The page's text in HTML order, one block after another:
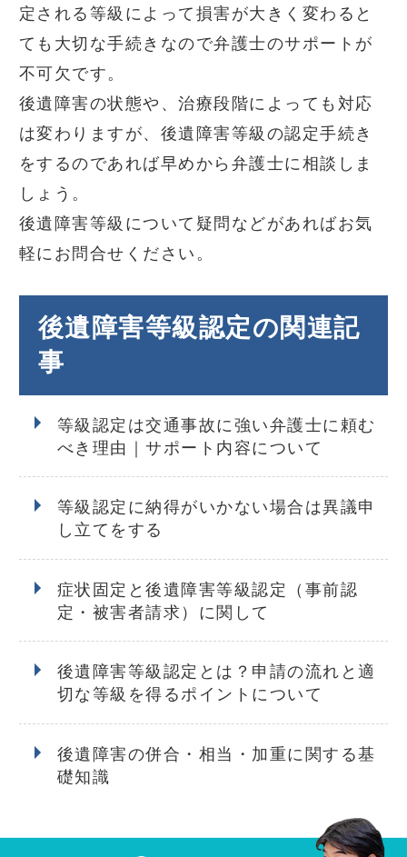
定される等級によって損害が大きく変わると
ても大切な手続きなので弁護士のサポートが
不可欠です。
後遺障害の状態や、治療段階によっても対応
は変わりますが、後遺障害等級の認定手続き
をするのであれば早めから弁護士に相談しま
しょう。
後遺障害等級について疑問などがあればお気
軽にお問合せください。
後遺障害等級認定の関連記
事
等級認定は交通事故に強い弁護士に頼む
べき理由｜サポート内容について
等級認定に納得がいかない場合は異議申
し立てをする
症状固定と後遺障害等級認定（事前認
定・被害者請求）に関して
後遺障害等級認定とは？申請の流れと適
切な等級を得るポイントについて
後遺障害の併合・相当・加重に関する基
礎知識